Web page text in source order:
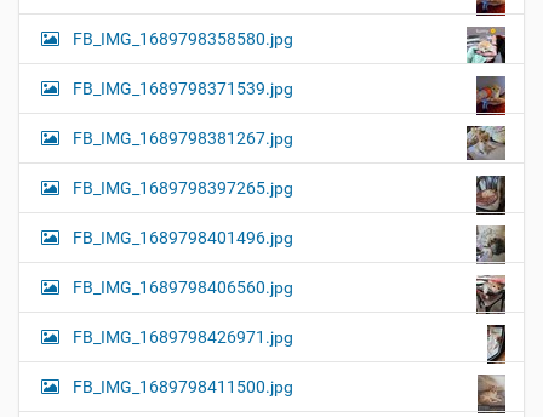
FB_IMG_1689798358580.jpg
FB_IMG_1689798371539.jpg
FB_IMG_1689798381267.jpg
FB_IMG_1689798397265.jpg
FB_IMG_1689798401496.jpg
FB_IMG_1689798406560.jpg
FB_IMG_1689798426971.jpg
FB_IMG_1689798411500.jpg